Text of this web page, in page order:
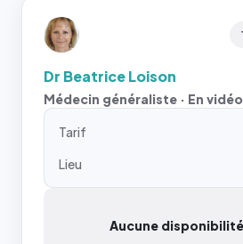
Dr Beatrice Loison
Médecin généraliste · En vidéo
Tarif
Lieu
Aucune